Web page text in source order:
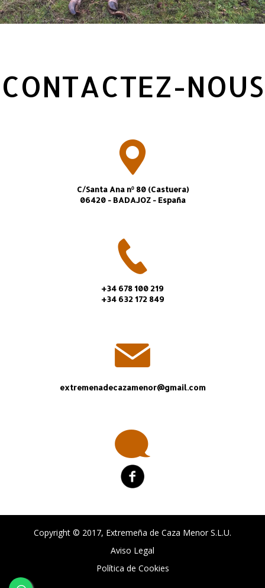
CONTACTEZ-NOUS
C/Santa Ana nº 80 (Castuera)
06420 - BADAJOZ - España
+34 678 100 219
+34 632 172 849
extremenadecazamenor@gmail.com
Copyright © 2017, Extremeña de Caza Menor S.L.U.
Aviso Legal
Política de Cookies